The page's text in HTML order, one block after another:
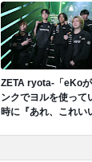
イした。」
ZETA ryota-「eKo
ンクでヨルを使って
時に『あれ、これい